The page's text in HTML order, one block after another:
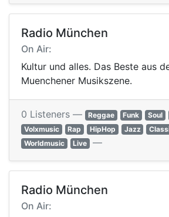
Radio München
On Air:
Kultur und alles. Das Beste aus
Muenchener Musikszene.
0 Listeners — Reggae Funk Soul
Volxmusic
Rap HipHop Jazz
Worldmusic
Live —
Radio München
On Air: